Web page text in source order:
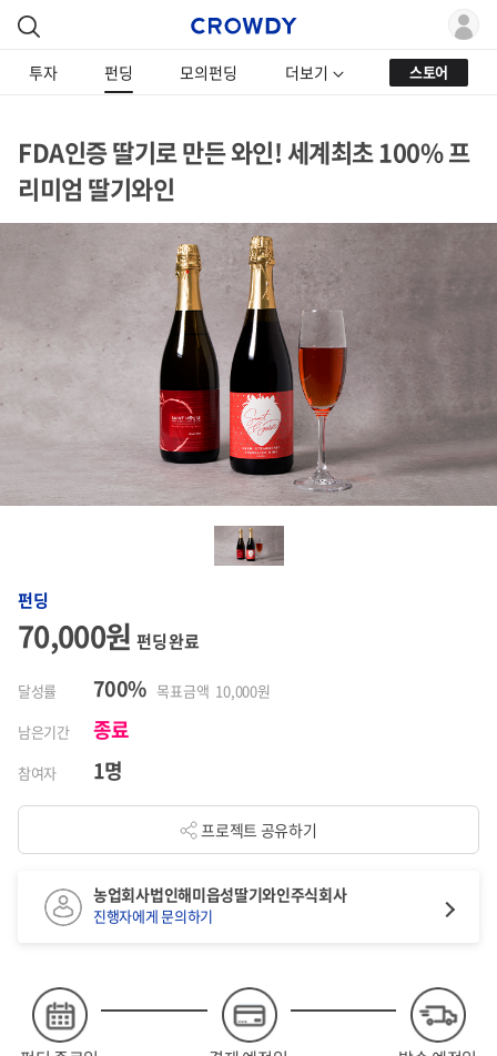
투자 펀딩 모의펀딩 더보기 스토어
FDA인증 딸기로 만든 와인! 세계최초 100% 프
리미엄 딸기와인
펀딩
70,000원펀딩 완료
달성률 700% 목표금액 10,000원
남은기간
종료
참여자 1명
프로젝트 공유하기
농업회사법인해미읍성딸기와인주식회사
진행자에게 문의하기